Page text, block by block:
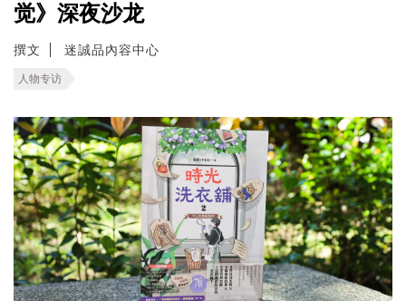
觉》深夜沙龙
撰文 迷誠品內容中心
人物专访